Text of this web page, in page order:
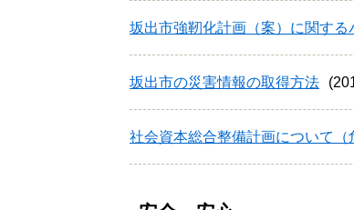
坂出市強靭化計画（案）に関する
坂出市の災害情報の取得方法
社会資本総合整備計画について（